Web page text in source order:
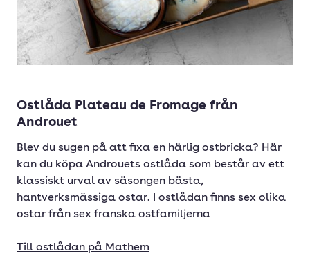
Ostlåda Plateau de Fromage från
Androuet
Blev du sugen på att fixa en härlig ostbricka? Här
kan du köpa Androuets ostlåda som består av ett
klassiskt urval av säsongen bästa,
hantverksmässiga ostar. I ostlådan finns sex olika
ostar från sex franska ostfamiljerna
Till ostlådan på Mathem